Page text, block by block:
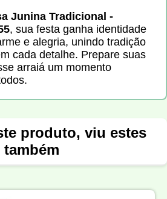
Junina Tradicional -
, sua festa ganha identidade
e alegria, unindo tradição
cada detalhe. Prepare suas
arraiá um momento
produto, viu estes
também